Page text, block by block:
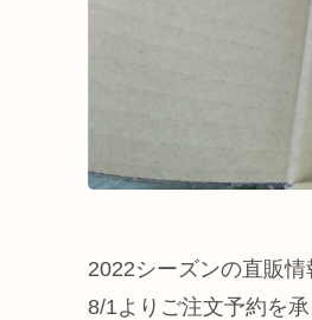
2022シーズンの直販
8/1よりご注文予約を